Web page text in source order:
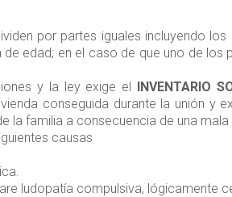
por partes iguales incluyendo
edad; en el caso de que uno de los
y la ley exige el INVENTARIO
conseguida durante la unión y
la familia a consecuencia de una
causas
ludopatía compulsiva, lógicamente